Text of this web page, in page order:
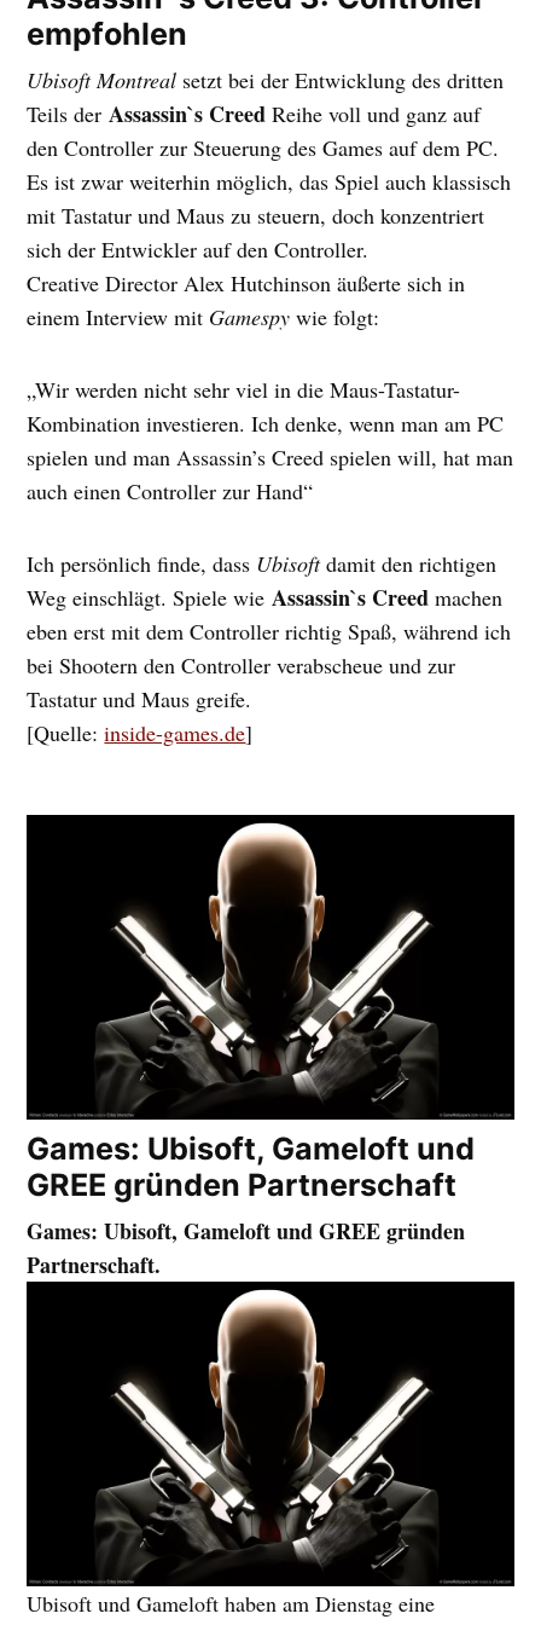
empfohlen
Ubisoft Montreal setzt bei der Entwicklung des dritten
Teils derAssassin`s Creed Reihe voll und ganz auf
den Controller zur Steuerung des Games auf dem PC.
Es ist zwar weiterhin möglich, das Spiel auch klassisch
mit Tastatur und Maus zu steuern, doch konzentriert
sich der Entwickler auf den Controller.
Creative Director Alex Hutchinson äußerte sich in
einem Interview mit Gamespy wie folgt:
„Wir werden nicht sehr viel in die Maus-Tastatur-
Kombination investieren. Ich denke, wenn man am PC
spielen und man Assassin’s Creed spielen will, hat man
auch einen Controller zur Hand“
Ich persönlich finde, dass Ubisoftdamit den richtigen
Weg einschlägt. Spiele wieAssassin`s Creed machen
eben erst mit dem Controller richtig Spaß, während ich
bei Shootern den Controller verabscheue und zur
Tastatur und Maus greife.
[Quelle:inside-games.de]
Games: Ubisoft, Gameloft und
GREE gründen Partnerschaft
Games: Ubisoft, Gameloft und GREE gründen
Partnerschaft.
Ubisoft und Gameloft haben am Dienstag eine